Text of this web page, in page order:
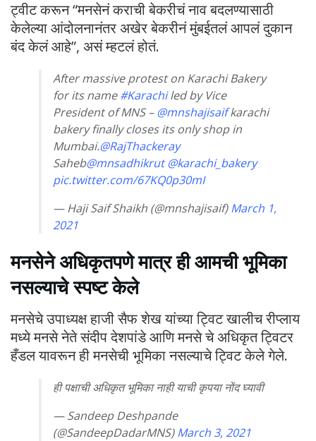
ट्वीट करून “मनसेनं कराची बेकरीचं नाव बदलण्यासाठी
केलेल्या आंदोलनानंतर अखेर बेकरीनं मुंबईतलं आपलं दुकान
बंद केलं आहे”, असं म्हटलं होतं.
After massive protest on Karachi Bakery
for its name#Karachiled by Vice
President of MNS –@mnshajisaifkarachi
bakery finally closes its only shop in
Mumbai.@RajThackeray
Saheb@mnsadhikrut @karachi_bakery
pic.twitter.com/67KQ0p30mI
— Haji Saif Shaikh (@mnshajisaif)March 1,
2021
मनसेने अधिकृतपणे मात्र ही आमची भूमिका
नसल्याचे स्पष्ट केले
मनसेचे उपाध्यक्ष हाजी सैफ शेख यांच्या ट्विट खालीच रीप्लाय
मध्ये मनसे नेते संदीप देशपांडे आणि मनसे चे अधिकृत ट्विटर
हँडल यावरून ही मनसेची भूमिका नसल्याचे ट्विट केले गेले.
ही पक्षाची अधिकृत भूमिका नाही याची कृपया नोंद घ्यावी
— Sandeep Deshpande
(@SandeepDadarMNS)March 3, 2021